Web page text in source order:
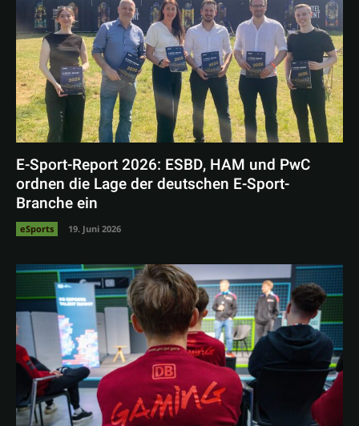
E-Sport-Report 2026: ESBD, HAM und PwC
ordnen die Lage der deutschen E-Sport-
Branche ein
eSports 19. Juni 2026